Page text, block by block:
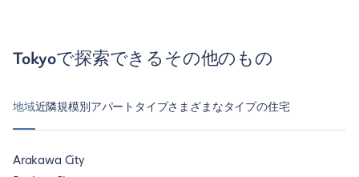
Tokyoで探索できるその他のもの
地域近隣規模別アパートタイプさまざまなタイプの住宅
Arakawa City